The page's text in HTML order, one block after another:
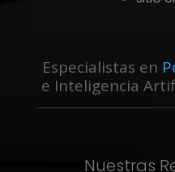
Especialistas en
e Inteligencia
Nuestras